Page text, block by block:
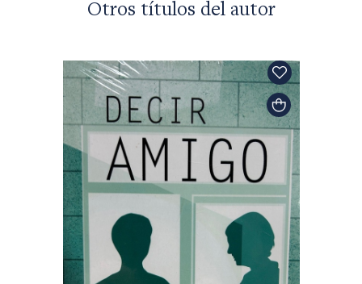
Otros títulos del autor